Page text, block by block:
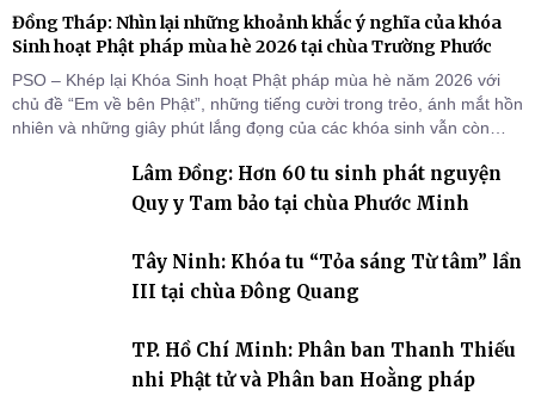
Đồng Tháp: Nhìn lại những khoảnh khắc ý nghĩa của khóa
Sinh hoạt Phật pháp mùa hè 2026 tại chùa Trường Phước
PSO – Khép lại Khóa Sinh hoạt Phật pháp mùa hè năm 2026 với
chủ đề “Em về bên Phật”, những tiếng cười trong trẻo, ánh mắt hồn
nhiên và những giây phút lắng đọng của các khóa sinh vẫn còn
Tháp). Những tuần tu học ngắn ngủi nhưng đã trở thành hành
trang quý báu, gieo những hạt giống thiện l
Lâm Đồng: Hơn 60 tu sinh phát nguyện
Quy y Tam bảo tại chùa Phước Minh
Tây Ninh: Khóa tu “Tỏa sáng Từ tâm” lần
III tại chùa Đông Quang
TP. Hồ Chí Minh: Phân ban Thanh Thiếu
nhi Phật tử và Phân ban Hoằng pháp